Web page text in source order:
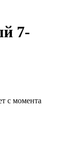
7-
с момента